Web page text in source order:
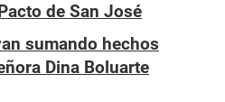
de San José
sumando hechos
Dina Boluarte